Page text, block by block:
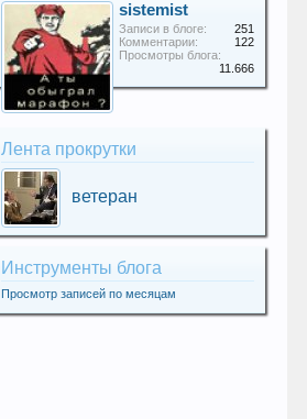
sistemist
Записи в блоге:
251
Комментарии:
122
Просмотры блога:
11.666
Лента прокрутки
ветеран
Инструменты блога
Просмотр записей по месяцам